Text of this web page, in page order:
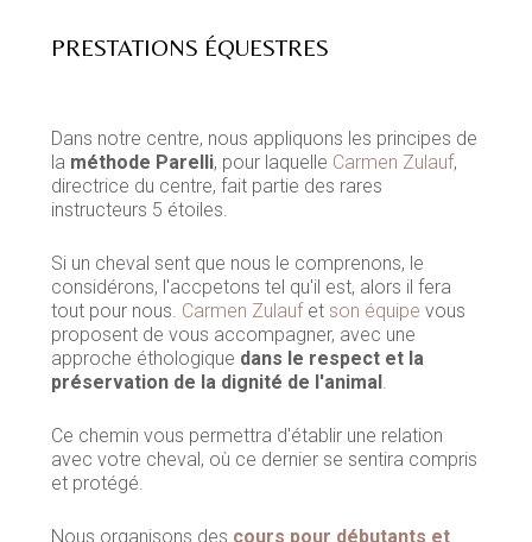
PRESTATIONS ÉQUESTRES
Dans notre centre, nous appliquons les principes de
la méthode Parelli, pour laquelle Carmen Zulauf,
directrice du centre, fait partie des rares
instructeurs 5 étoiles.
Si un cheval sent que nous le comprenons, le
considérons, l'accpetons tel qu'il est, alors il fera
tout pour nous. Carmen Zulaufet son équipe vous
proposent de vous accompagner, avec une
approche éthologique dans le respect et la
préservation de la dignité de l'animal.
Ce chemin vous permettra d'établir une relation
avec votre cheval, où ce dernier se sentira compris
et protégé.
Nous organisons des cours pour débutants et